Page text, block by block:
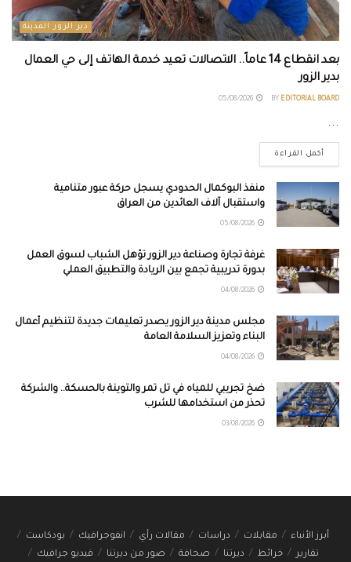
دير الزور المدينة
بعد انقطاع 14 عاماً.. الاتصالات تعيد خدمة الهاتف إلى حي العمال
بدير الزور
BY EDITORIAL BOARD
...
أكمل القراءة
منفذ البوكمال الحدودي يسجل حركة عبور متنامية
واستقبال آلاف العائدين من العراق
غرفة تجارة وصناعة دير الزور تؤهل الشباب لسوق العمل
بدورة تدريبية تجمع بين الريادة والتطبيق العملي
مجلس مدينة دير الزور يصدر تعليمات جديدة لتنظيم أعمال
البناء وتعزيز السلامة العامة
ضخ تجريبي للمياه في تل تمر والتوينة بالحسكة.. والشركة
تحذر من استخدامها للشرب
أبرز الأنباء مقابلات دراسات مقالات رأي انفوجرافيك
بودكاست
تقارير
خرائط ديرتنا صحافة صور من ديرتنا فيديو جرافيك